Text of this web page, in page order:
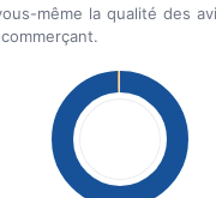
même la qualité des